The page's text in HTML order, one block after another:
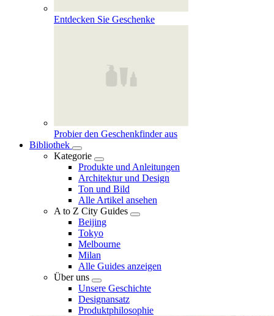
Entdecken Sie Geschenke
Probier den Geschenkfinder aus
Bibliothek
Kategorie
Produkte und Anleitungen
Architektur und Design
Ton und Bild
Alle Artikel ansehen
A to Z City Guides
Beijing
Tokyo
Melbourne
Milan
Alle Guides anzeigen
Über uns
Unsere Geschichte
Designansatz
Produktphilosophie